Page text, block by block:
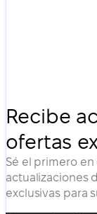
Recibe
ofertas
Sé el primero
actualizaciones
exclusivas para